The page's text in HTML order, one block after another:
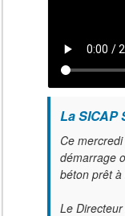
La SICAP
Ce
démarrage
béton prêt à
Le